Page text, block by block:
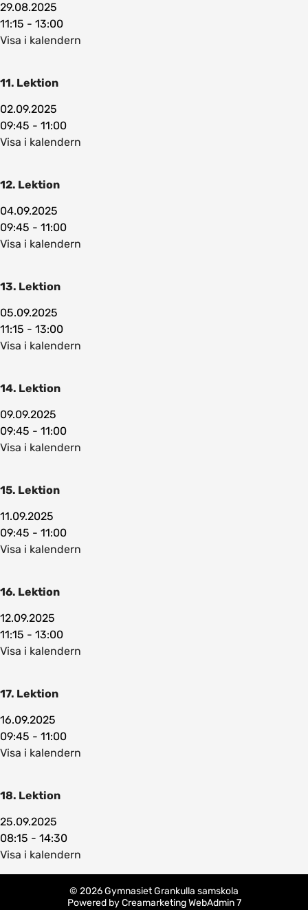
29.08.2025
11:15 - 13:00
Visa i kalendern
11. Lektion
02.09.2025
09:45 - 11:00
Visa i kalendern
12. Lektion
04.09.2025
09:45 - 11:00
Visa i kalendern
13. Lektion
05.09.2025
11:15 - 13:00
Visa i kalendern
14. Lektion
09.09.2025
09:45 - 11:00
Visa i kalendern
15. Lektion
11.09.2025
09:45 - 11:00
Visa i kalendern
16. Lektion
12.09.2025
11:15 - 13:00
Visa i kalendern
17. Lektion
16.09.2025
09:45 - 11:00
Visa i kalendern
18. Lektion
25.09.2025
08:15 - 14:30
Visa i kalendern
© 2026 Gymnasiet Grankulla samskola
Powered byCreamarketing WebAdmin 7